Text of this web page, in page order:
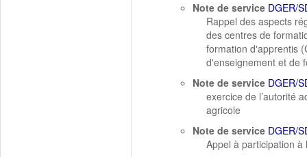
Note de service DGER/
Rappel des aspects
des centres de
formation d'apprentis
d'enseignement et de
Note de service DGER/
exercice de l’autorité
agricole
Note de service DGER/
Appel à participation